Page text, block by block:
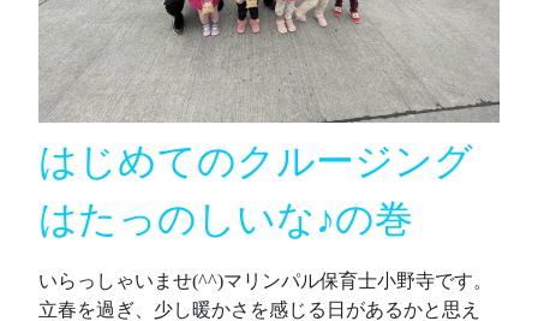
はじめてのクルージング
はたっのしいな♪の巻
いらっしゃいませ(^^)マリンパル保育士小野寺です。
立春を過ぎ、少し暖かさを感じる日があるかと思え